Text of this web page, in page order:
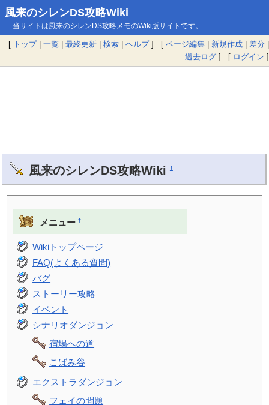
風来のシレンDS攻略Wiki
当サイトは風来のシレンDS攻略メモのWiki版サイトです。
[ トップ| 一覧 | 最終更新 | 検索 | ヘルプ] [ ページ編集 | 新規作成 | 差分 |
過去ログ ] [ ログイン ]
風来のシレンDS攻略Wiki †
メニュー †
Wikiトップページ
FAQ(よくある質問)
バグ
ストーリー攻略
イベント
シナリオダンジョン
宿場への道
こばみ谷
エクストラダンジョン
フェイの問題